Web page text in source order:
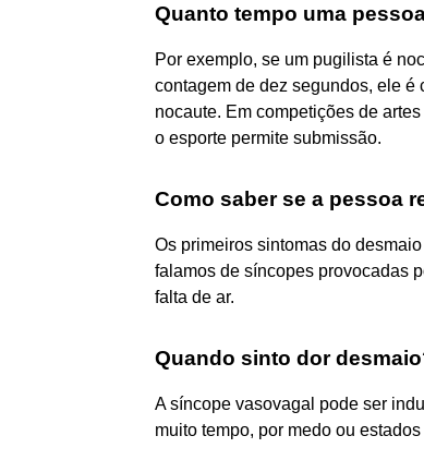
Quanto tempo uma
Por exemplo, se um pugilista é
contagem de dez segundos, ele
nocaute. Em competições de
o esporte permite submissão.
Como saber se a pessoa
Os primeiros sintomas do
falamos de síncopes provocadas
falta de ar.
Quando sinto dor
A síncope vasovagal pode ser
muito tempo, por medo ou